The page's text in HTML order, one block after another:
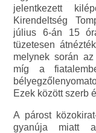
jelentkezett
Kirendeltség
július 6-án 15
tüzetesen
melynek során
míg a
Ezek között szerb
A párost
gyanúja miatt a